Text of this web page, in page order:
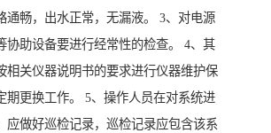
通畅，出水正常，无漏液。 3、对电源
协助设备要进行经常性的检查。 4、其
相关仪器说明书的要求进行仪器维护保
期更换工作。 5、操作人员在对系统进
应做好巡检记录，巡检记录应包含该系